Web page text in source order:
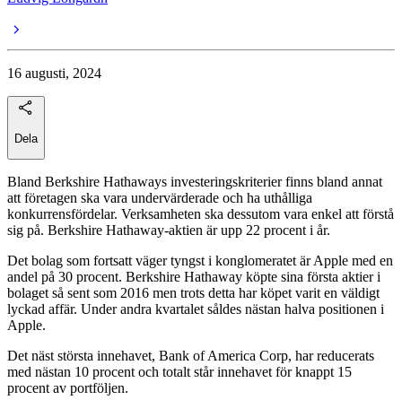
16 augusti, 2024
Dela
Bland Berkshire Hathaways investeringskriterier finns bland annat
att företagen ska vara undervärderade och ha uthålliga
konkurrensfördelar. Verksamheten ska dessutom vara enkel att förstå
sig på. Berkshire Hathaway-aktien är upp 22 procent i år.
Det bolag som fortsatt väger tyngst i konglomeratet är Apple med en
andel på 30 procent. Berkshire Hathaway köpte sina första aktier i
bolaget så sent som 2016 men trots detta har köpet varit en väldigt
lyckad affär. Under andra kvartalet såldes nästan halva positionen i
Apple.
Det näst största innehavet, Bank of America Corp, har reducerats
med nästan 10 procent och totalt står innehavet för knappt 15
procent av portföljen.